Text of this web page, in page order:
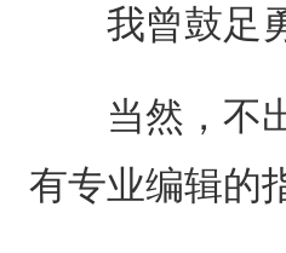
我曾鼓足勇
当然，不出
有专业编辑的